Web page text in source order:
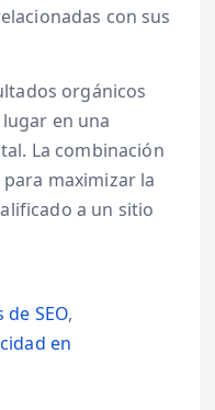
con sus
orgánicos
en una
La combinación
maximizar la
a un sitio
SEO,
en